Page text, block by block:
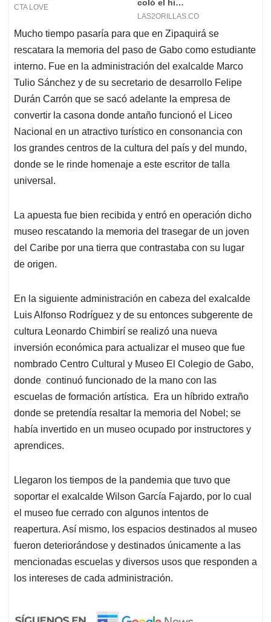
Mucho tiempo pasaría para que en Zipaquirá se
rescatara la memoria del paso de Gabo como estudiante
interno. Fue en la administración del exalcalde Marco
Tulio Sánchez y de su secretario de desarrollo Felipe
Durán Carrón que se sacó adelante la empresa de
convertir la casona donde antaño funcionó el Liceo
Nacional en un atractivo turístico en consonancia con
los grandes centros de la cultura del país y del mundo,
donde se le rinde homenaje a este escritor de talla
universal.
La apuesta fue bien recibida y entró en operación dicho
museo rescatando la memoria del trasegar de un joven
del Caribe por una tierra que contrastaba con su lugar
de origen.
En la siguiente administración en cabeza del exalcalde
Luis Alfonso Rodríguez y de su entonces subgerente de
cultura Leonardo Chimbirí se realizó una nueva
inversión económica para actualizar el museo que fue
nombrado Centro Cultural y Museo El Colegio de Gabo,
donde continuó funcionado de la mano con las
escuelas de formación artística. Era un híbrido extraño
donde se pretendía resaltar la memoria del Nobel; se
había invertido en un museo ocupado por instructores y
aprendices.
Llegaron los tiempos de la pandemia que tuvo que
soportar el exalcalde Wilson García Fajardo, por lo cual
el museo fue cerrado con algunos intentos de
reapertura. Así mismo, los espacios destinados al museo
fueron deteriorándose y destinados únicamente a las
mencionadas escuelas y diversos usos que responden a
los intereses de cada administración.